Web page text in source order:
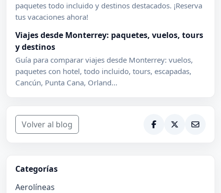
paquetes todo incluido y destinos destacados. ¡Reserva
tus vacaciones ahora!
Viajes desde Monterrey: paquetes, vuelos, tours
y destinos
Guía para comparar viajes desde Monterrey: vuelos,
paquetes con hotel, todo incluido, tours, escapadas,
Cancún, Punta Cana, Orland...
Volver al blog
Categorías
Aerolíneas